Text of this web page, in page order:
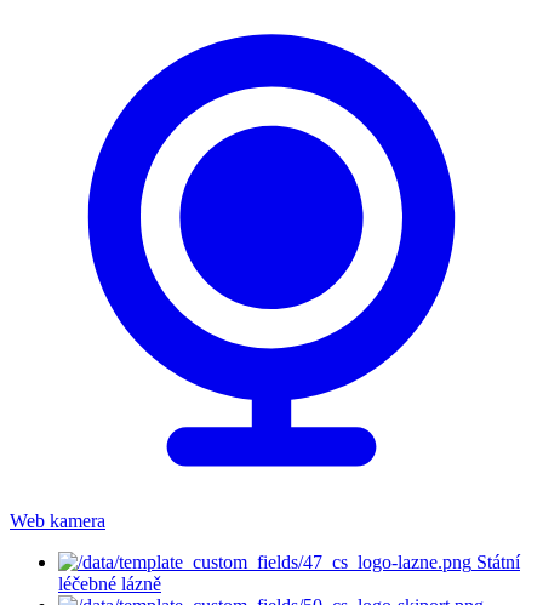
Web kamera
Státní
léčebné lázně